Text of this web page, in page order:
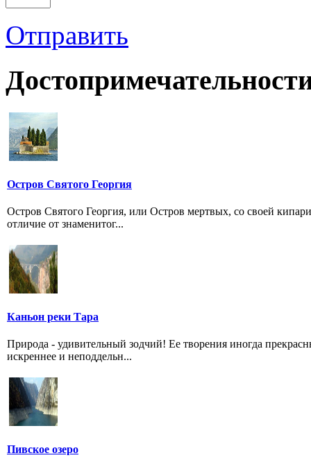
Отправить
Остров Святого Георгия
Остров Святого Георгия, или Остров мертвых, со своей
отличие от знаменитог...
Каньон реки Тара
Природа - удивительный зодчий! Ее творения иногда
искреннее и неподдельн...
Пивское озеро